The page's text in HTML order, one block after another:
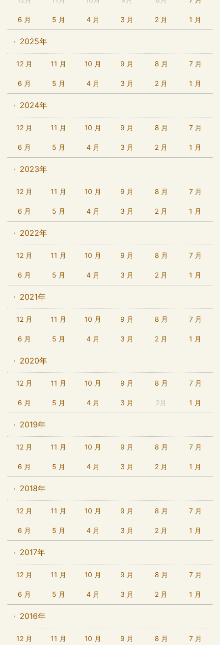
6 月 5 月 4 月 3 月 2 月 1 月
2025年
12 月 11 月 10 月 9 月 8 月 7 月
6 月 5 月 4 月 3 月 2 月 1 月
2024年
12 月 11 月 10 月 9 月 8 月 7 月
6 月 5 月 4 月 3 月 2 月 1 月
2023年
12 月 11 月 10 月 9 月 8 月 7 月
6 月 5 月 4 月 3 月 2 月 1 月
2022年
12 月 11 月 10 月 9 月 8 月 7 月
6 月 5 月 4 月 3 月 2 月 1 月
2021年
12 月 11 月 10 月 9 月 8 月 7 月
6 月 5 月 4 月 3 月 2 月 1 月
2020年
12 月 11 月 10 月 9 月 8 月 7 月
6 月 5 月 4 月 3 月 2月 1 月
2019年
12 月 11 月 10 月 9 月 8 月 7 月
6 月 5 月 4 月 3 月 2 月 1 月
2018年
12 月 11 月 10 月 9 月 8 月 7 月
6 月 5 月 4 月 3 月 2 月 1 月
2017年
12 月 11 月 10 月 9 月 8 月 7 月
6 月 5 月 4 月 3 月 2 月 1 月
2016年
12 月 11 月 10 月 9 月 8 月 7 月